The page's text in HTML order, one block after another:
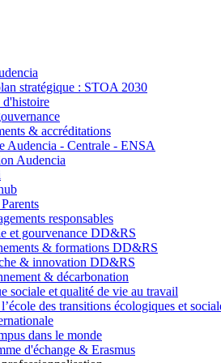
stratégique : STOA 2030
& accréditations
Audencia - Centrale - ENSA
Audencia
responsables
et gourvenance DD&RS
& formations DD&RS
& innovation DD&RS
& décarbonation
sociale et qualité de vie au travail
des transitions écologiques et
dans le monde
d'échange & Erasmus